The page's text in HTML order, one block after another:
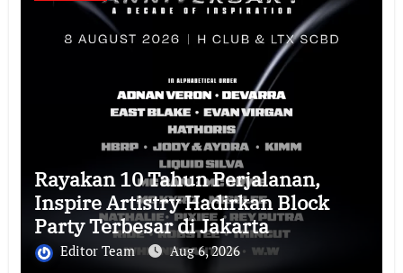
Rayakan 10 Tahun Perjalanan,
Inspire Artistry Hadirkan Block
Party Terbesar di Jakarta
Editor Team Aug 6, 2026